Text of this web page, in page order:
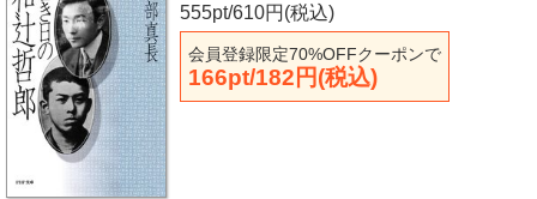
555pt/610円(税込)
会員登録限定70%OFFクーポンで
166pt/182円(税込)